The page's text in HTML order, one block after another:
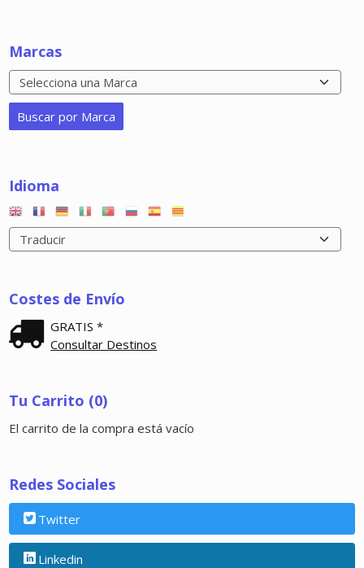
Marcas
Idioma
Costes de Envío
GRATIS *
Consultar Destinos
Tu Carrito (0)
El carrito de la compra está vacío
Redes Sociales
Twitter
Linkedin